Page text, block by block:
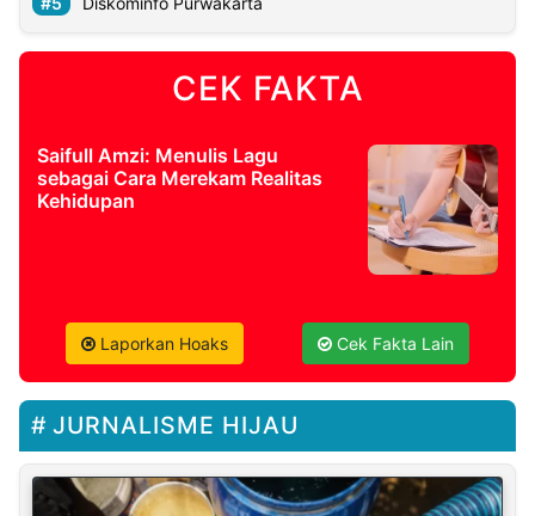
CEK FAKTA
Saifull Amzi: Menulis Lagu
sebagai Cara Merekam Realitas
Kehidupan
Laporkan Hoaks Cek Fakta Lain
JURNALISME HIJAU